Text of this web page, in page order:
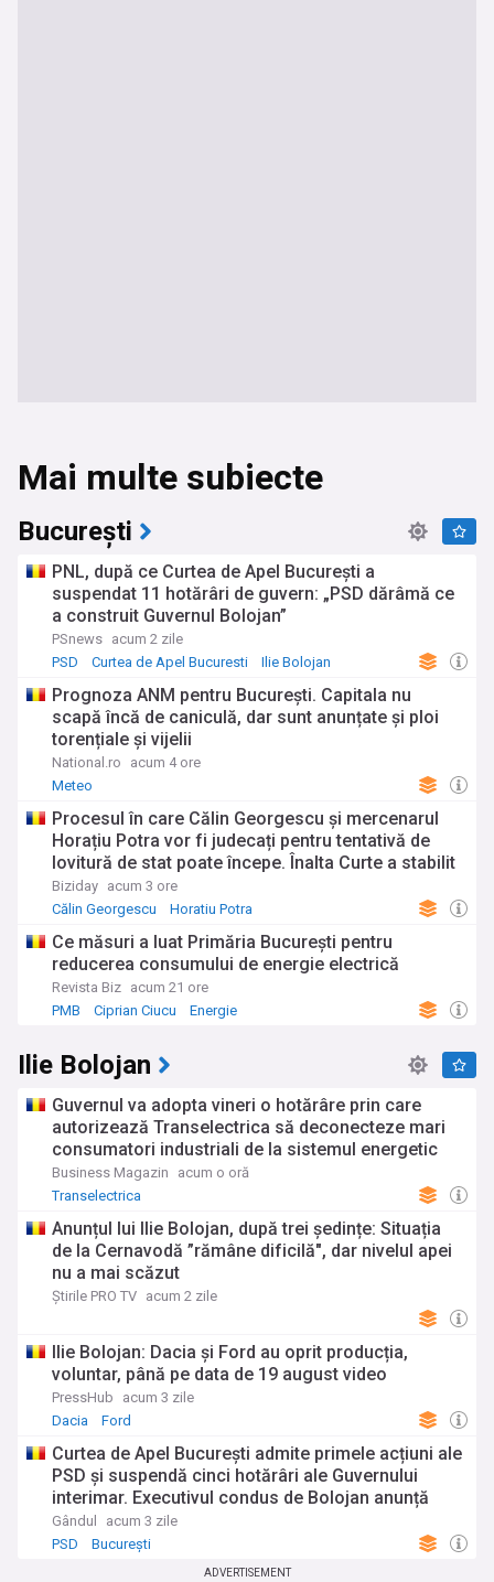
Mai multe subiecte
București
PNL, după ce Curtea de Apel București a
suspendat 11 hotărâri de guvern: „PSD dărâmă ce
a construit Guvernul Bolojan”
PSnews acum 2 zile
PSD
Curtea de Apel Bucuresti Ilie Bolojan
Prognoza ANM pentru București. Capitala nu
scapă încă de caniculă, dar sunt anunțate și ploi
torențiale și vijelii
National.ro
acum 4 ore
Meteo
Procesul în care Călin Georgescu și mercenarul
Horațiu Potra vor fi judecați pentru tentativă de
lovitură de stat poate începe. Înalta Curte a stabilit
definitiv că rechizitoriul a fost întocmit legal și a
dispus începerea procesului pe fond.
Biziday acum 3 ore
Călin Georgescu
Horatiu Potra
Ce măsuri a luat Primăria București pentru
reducerea consumului de energie electrică
Revista Biz acum 21 ore
PMB
Ciprian Ciucu Energie
Ilie Bolojan
Guvernul va adopta vineri o hotărâre prin care
autorizează Transelectrica să deconecteze mari
consumatori industriali de la sistemul energetic
naţional în cazul unei situaţii de criză: „Cetăţenii,
locuinţele, consumatorii casnici nu vor fi
Business Magazin
acum o oră
Transelectrica
Anunțul lui Ilie Bolojan, după trei ședințe: Situația
de la Cernavodă ”rămâne dificilă", dar nivelul apei
nu a mai scăzut
Știrile PRO TV acum 2 zile
Ilie Bolojan: Dacia și Ford au oprit producția,
voluntar, până pe data de 19 august video
PressHub
acum 3 zile
Dacia
Ford
Curtea de Apel București admite primele acțiuni ale
PSD și suspendă cinci hotărâri ale Guvernului
interimar. Executivul condus de Bolojan anunță
recurs
Gândul
acum 3 zile
PSD
București
ADVERTISEMENT